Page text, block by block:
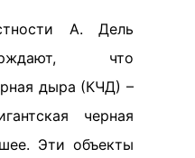
А. Дель
что
дыра (КЧД) –
черная
Эти объекты